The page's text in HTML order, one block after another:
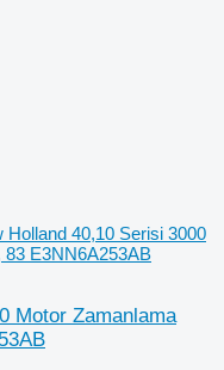
Holland 40,10 Serisi 3000
83 E3NN6A253AB
Motor Zamanlama